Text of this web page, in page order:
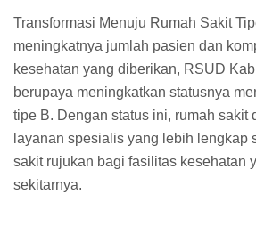
Transformasi Menuju Rumah Sakit
meningkatnya jumlah pasien dan
kesehatan yang diberikan, RSUD
berupaya meningkatkan statusnya
tipe B. Dengan status ini, rumah sakit
layanan spesialis yang lebih lengkap
sakit rujukan bagi fasilitas kesehatan
sekitarnya.